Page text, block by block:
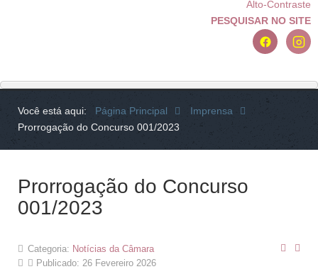
Alto-Contraste
PESQUISAR NO SITE
Você está aqui: Página Principal
Imprensa
Prorrogação do Concurso 001/2023
Prorrogação do Concurso
001/2023
Categoria: Notícias da Câmara
Publicado: 26 Fevereiro 2026